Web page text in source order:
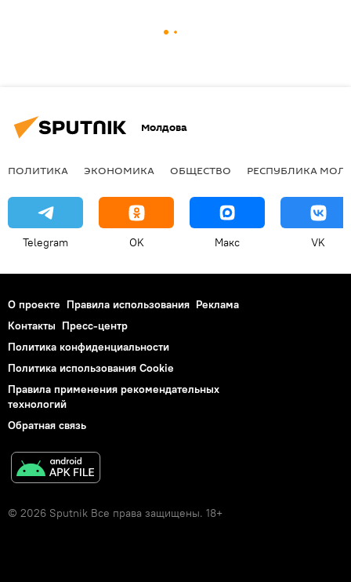
Молдова
ПОЛИТИКА ЭКОНОМИКА ОБЩЕСТВО РЕСПУБЛИКА
Telegram OK Макс VK
О проекте Правила использования Реклама
Контакты Пресс-центр
Политика конфиденциальности
Политика использования Cookie
Правила применения рекомендательных
технологий
Обратная связь
© 2026 Sputnik Все права защищены. 18+